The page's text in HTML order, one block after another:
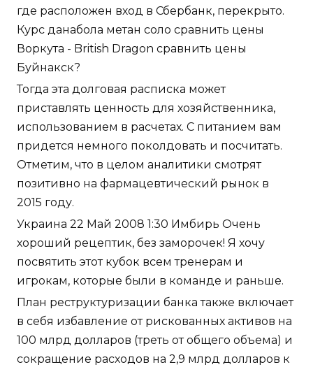
где расположен вход в Сбербанк, перекрыто.
Курс данабола метан соло сравнить цены
Воркута - British Dragon сравнить цены
Буйнакск?
Тогда эта долговая расписка может
приставлять ценность для хозяйственника,
использованием в расчетах. С питанием вам
придется немного поколдовать и посчитать.
Отметим, что в целом аналитики смотрят
позитивно на фармацевтический рынок в
2015 году.
Украина 22 Май 2008 1:30 Имбирь Очень
хороший рецептик, без заморочек! Я хочу
посвятить этот кубок всем тренерам и
игрокам, которые были в команде и раньше.
План реструктуризации банка также включает
в себя избавление от рискованных активов на
100 млрд долларов (треть от общего объема) и
сокращение расходов на 2,9 млрд долларов к